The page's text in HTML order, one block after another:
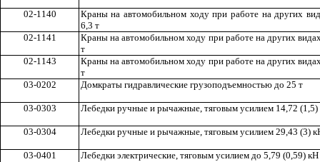
02-1140 Краны на автомобильном ходупри работе на других
6,3 т
02-1141
Краны на автомобильном ходу при работе на других
т
02-1143
Краны на автомобильном ходу при работе на других
т
03-0202
Домкраты гидравлические грузоподъемностью до 25 т
03-0303 Лебедки ручные и рычажные,тяговым усилием 14,72 (1,5)
03-0304 Лебедки ручные и рычажные, тяговым усилием 29,43 (3)
03-0401 Лебедки электрические, тяговым усилием до 5,79 (0,59) кН